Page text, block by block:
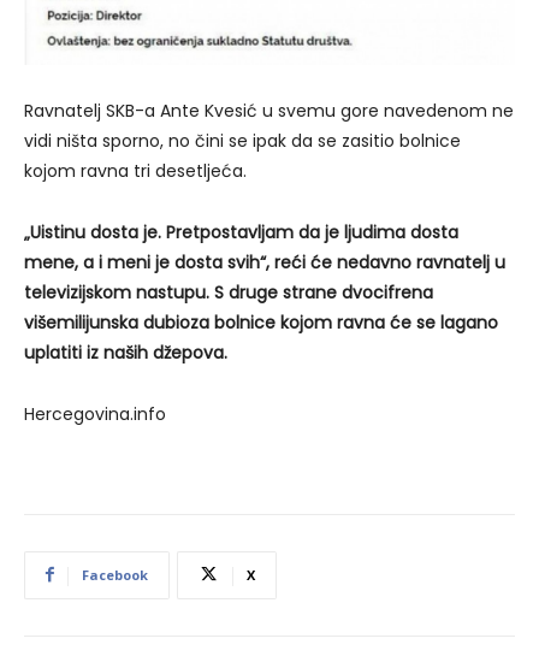
Ravnatelj SKB-a Ante Kvesić u svemu gore navedenom ne
vidi ništa sporno, no čini se ipak da se zasitio bolnice
kojom ravna tri desetljeća.
„Uistinu dosta je. Pretpostavljam da je ljudima dosta
mene, a i meni je dosta svih“, reći će nedavno ravnatelj u
televizijskom nastupu. S druge strane dvocifrena
višemilijunska dubioza bolnice kojom ravna će se lagano
uplatiti iz naših džepova.
Hercegovina.info
Facebook X